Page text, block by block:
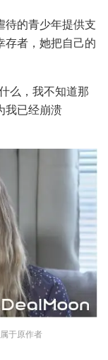
待的青少年提供支
存者，她把自己的
么，我不知道那
我已经崩溃
于原作者